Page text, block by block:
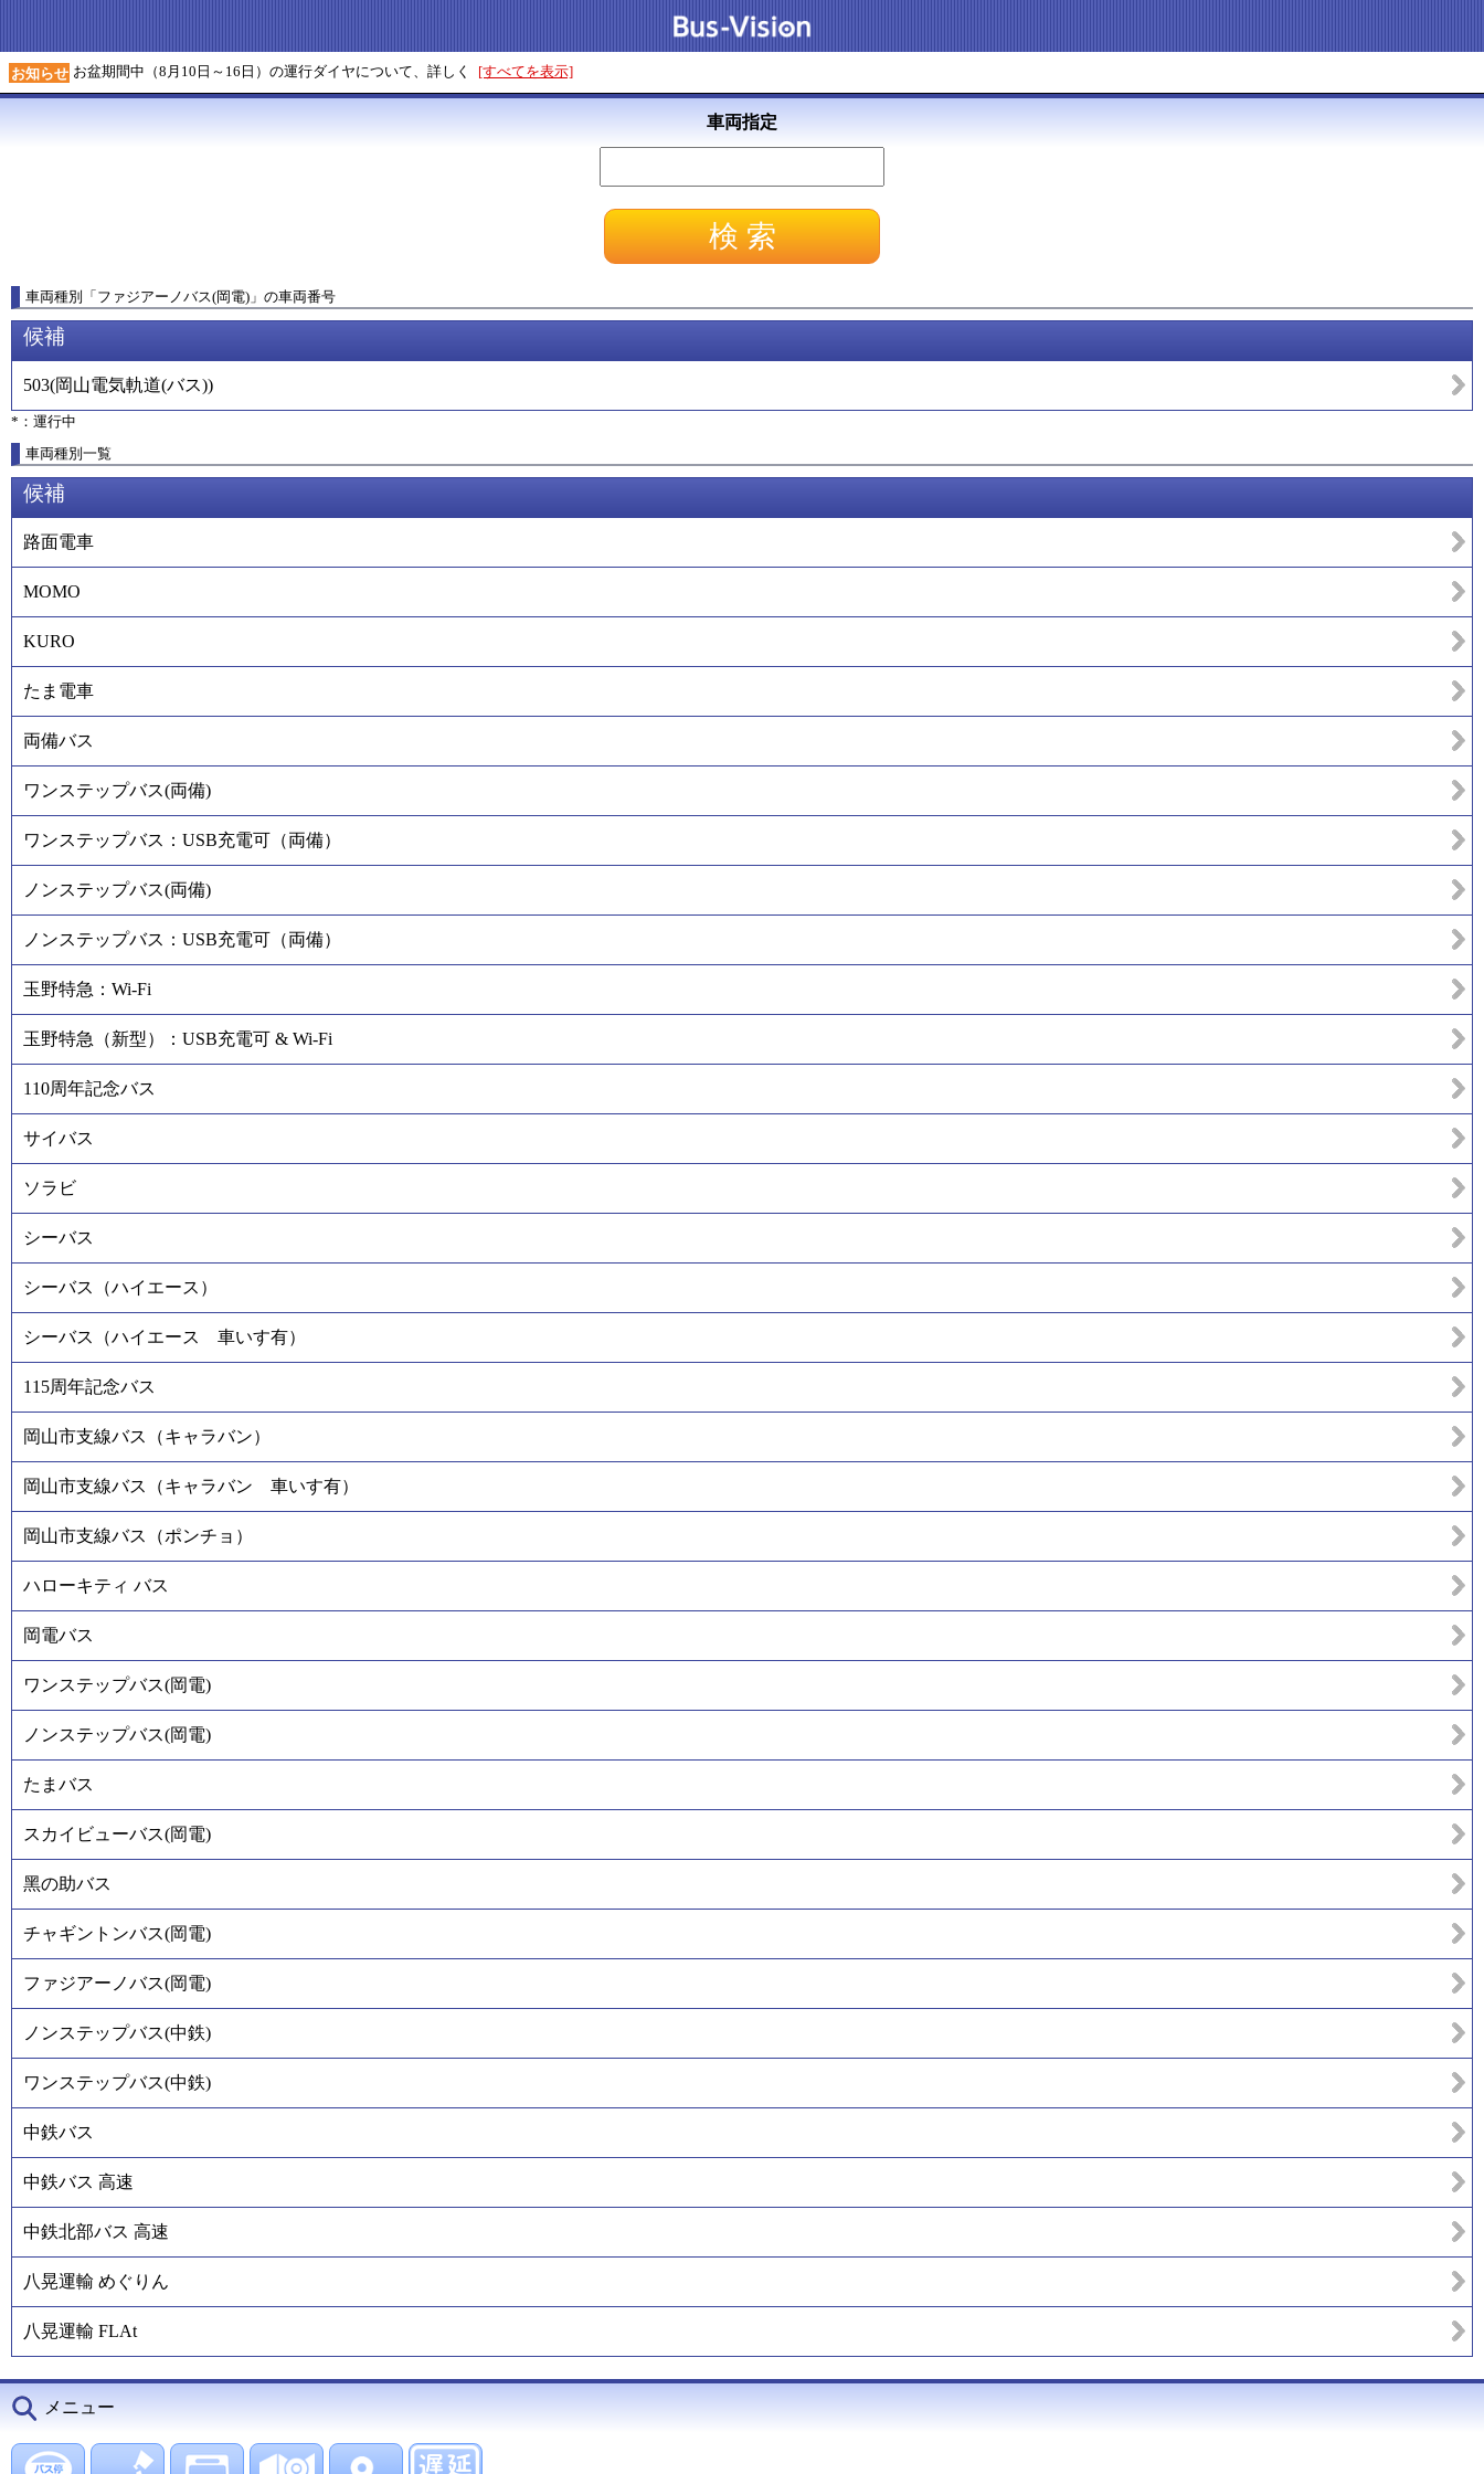
お知らせ お盆期間中（8月10日～16日）の運行ダイヤについて、詳しく [すべてを表示]
車両指定
車両種別 「ファジアーノバス(岡電) 」 の車両番号
候補
503(岡山電気軌道(バス))
*：運行中
車両種別一覧
候補
路面電車
MOMO
KURO
たま電車
両備バス
ワンステップバス(両備)
ワンステップバス：USB充電可（両備）
ノンステップバス(両備)
ノンステップバス：USB充電可（両備）
玉野特急：Wi-Fi
玉野特急（新型）：USB充電可 & Wi-Fi
110周年記念バス
サイバス
ソラビ
シーバス
シーバス（ハイエース）
シーバス（ハイエース 車いす有）
115周年記念バス
岡山市支線バス（キャラバン）
岡山市支線バス（キャラバン 車いす有）
岡山市支線バス（ポンチョ）
ハローキティ バス
岡電バス
ワンステップバス(岡電)
ノンステップバス(岡電)
たまバス
スカイビューバス(岡電)
黑の助バス
チャギントンバス(岡電)
ファジアーノバス(岡電)
ノンステップバス(中鉄)
ワンステップバス(中鉄)
中鉄バス
中鉄バス 高速
中鉄北部バス 高速
八晃運輸 めぐりん
八晃運輸 FLAt
メニュー